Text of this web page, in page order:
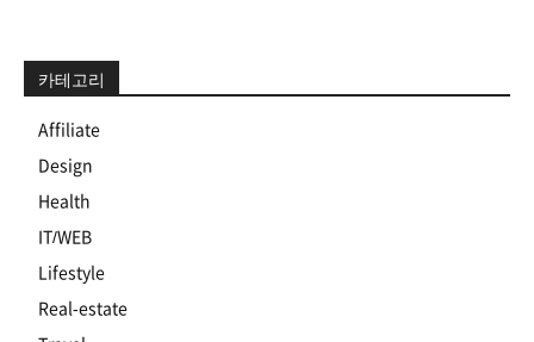
카테고리
Affiliate
Design
Health
IT/WEB
Lifestyle
Real-estate